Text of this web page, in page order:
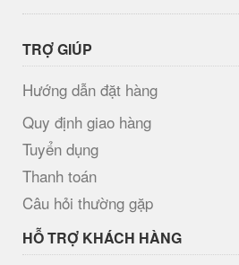
TRỢ GIÚP
Hướng dẫn đặt hàng
Quy định giao hàng
Tuyển dụng
Thanh toán
Câu hỏi thường gặp
HỖ TRỢ KHÁCH HÀNG